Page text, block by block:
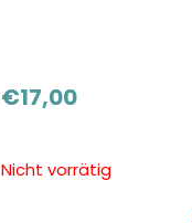
€17,00
Nicht vorrätig